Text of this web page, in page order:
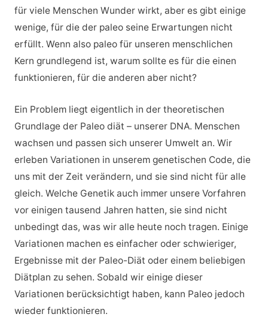
für viele Menschen Wunder wirkt, aber es gibt einige
wenige, für die der paleo seine Erwartungen nicht
erfüllt. Wenn also paleo für unseren menschlichen
Kern grundlegend ist, warum sollte es für die einen
funktionieren, für die anderen aber nicht?
Ein Problem liegt eigentlich in der theoretischen
Grundlage der Paleo diät – unserer DNA. Menschen
wachsen und passen sich unserer Umwelt an. Wir
erleben Variationen in unserem genetischen Code, die
uns mit der Zeit verändern, und sie sind nicht für alle
gleich. Welche Genetik auch immer unsere Vorfahren
vor einigen tausend Jahren hatten, sie sind nicht
unbedingt das, was wir alle heute noch tragen. Einige
Variationen machen es einfacher oder schwieriger,
Ergebnisse mit der Paleo-Diät oder einem beliebigen
Diätplan zu sehen. Sobald wir einige dieser
Variationen berücksichtigt haben, kann Paleo jedoch
wieder funktionieren.